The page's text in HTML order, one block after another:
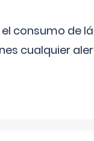
consumo de
cualquier